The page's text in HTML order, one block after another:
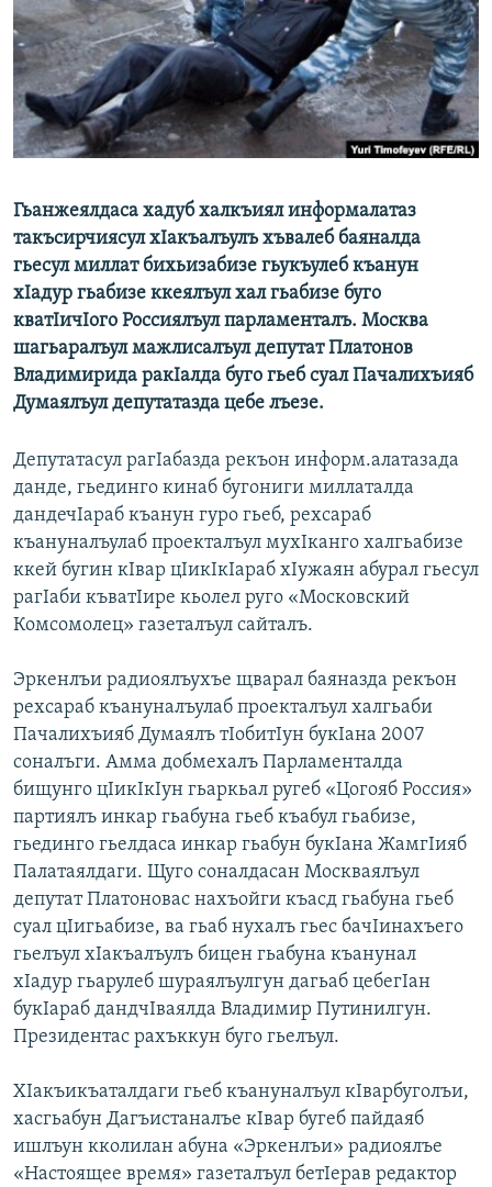
ПОДПИШИТЕСЬ НА РАССЫЛКУ
СОЦИАЛЬНЫЕ СЕТИ
Все сайты РСЕ/РС
Гьанжеялдаса хадуб халкъиял информалатаз
такъсирчиясул хIакъалъулъ хъвалеб баяналда
гьесул миллат бихьизабизе гьукъулеб къанун
хIадур гьабизе ккеялъул хал гьабизе буго
кватIичIого Россиялъул парламенталъ. Москва
шагьаралъул мажлисалъул депутат Платонов
Владимирида ракIалда буго гьеб суал Пачалихъияб
Думаялъул депутатазда цебе лъезе.
Депутатасул рагIабазда рекъон информ.алатазада
данде, гьединго кинаб бугониги миллаталда
дандечIараб къанун гуро гьеб, рехсараб
къануналъулаб проекталъул мухIканго халгьабизе
ккей бугин кIвар цIикIкIараб хIужаян абурал гьесул
рагIаби къватIире кьолел руго «Московский
Комсомолец» газеталъул сайталъ.
Эркенлъи радиоялъухъе щварал баяназда рекъон
рехсараб къануналъулаб проекталъул халгьаби
Пачалихъияб Думаялъ тIобитIун букIана 2007
соналъги. Амма добмехалъ Парламенталда
бищунго цIикIкIун гьаркьал ругеб «Цогояб Россия»
партиялъ инкар гьабуна гьеб къабул гьабизе,
гьединго гьелдаса инкар гьабун букIана ЖамгIияб
Палатаялдаги. Щуго соналдасан Москваялъул
депутат Платоновас нахъойги къасд гьабуна гьеб
суал цIигьабизе, ва гьаб нухалъ гьес бачIинахъего
гьелъул хIакъалъулъ бицен гьабуна къанунал
хIадур гьарулеб шураялъулгун дагьаб цебегIан
букIараб дандчIваялда Владимир Путинилгун.
Президентас рахъккун буго гьелъул.
ХIакъикъаталдаги гьеб къануналъул кIварбуголъи,
хасгьабун Дагъистаналъе кIвар бугеб пайдаяб
ишлъун кколилан абуна «Эркенлъи» радиоялъе
«Настоящее время» газеталъул бетIерав редактор